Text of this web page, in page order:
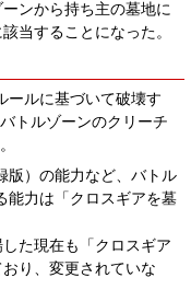
ンから持ち主の墓地に
当することになった。
ールに基づいて破壊す
トルゾーンのクリーチ
版）の能力など、バトル
能力は「クロスギアを墓
た現在も「クロスギア
り、変更されていな